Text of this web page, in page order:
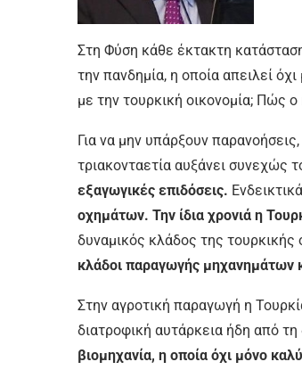
Στη Φύση κάθε έκτακτη κατάσταση
την πανδημία, η οποία απειλεί
με την τουρκική οικονομία; Πώς
Για να μην υπάρξουν
τριακονταετία αυξάνει συνεχώς
εξαγωγικές επιδόσεις.
οχημάτων. Την ίδια χρονιά η
δυναμικός κλάδος της τουρκικής
κλάδοι παραγωγής μηχανημάτων
Στην αγροτική παραγωγή η
διατροφική αυτάρκεια ήδη από
βιομηχανία, η οποία όχι μόνο